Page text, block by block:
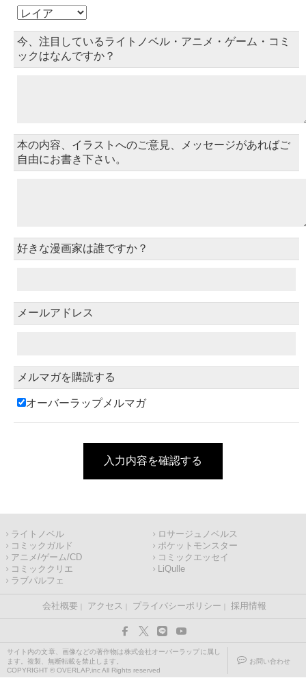
今、注目しているライトノベル・アニメ・ゲーム・コミ
ックはなんですか？
本の内容、イラストへのご意見、メッセージがあればご
自由にお書き下さい。
好きな漫画家は誰ですか？
メールアドレス
メルマガを購読する
オーバーラップメルマガ
入力内容を確認する
ライトノベル
ロサージュノベルス
コミックガルド
ポケットモンスター
アニメ/ゲーム/CD
コミックエッセイ
コミッククリエ
LiQulle
ラブパルフェ
会社概要 アクセス プライバシーポリシー 採用情報
サイト内の文章、画像などの著作物は株式会社オーバーラップに属し
ます。複製、無断転載を禁止します。
COPYRIGHT © OVERLAP,inc All Rights reserved
お問い合わせ